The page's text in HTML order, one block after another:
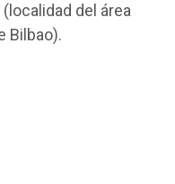
del área
Bilbao).